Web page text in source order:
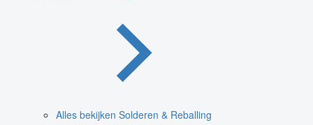
Alles bekijken Solderen & Reballing